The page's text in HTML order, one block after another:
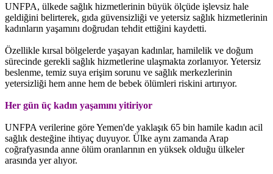
UNFPA, ülkede sağlık hizmetlerinin büyük ölçüde işlevsiz hale
geldiğini belirterek, gıda güvensizliği ve yetersiz sağlık hizmetlerinin
kadınların yaşamını doğrudan tehdit ettiğini kaydetti.
Özellikle kırsal bölgelerde yaşayan kadınlar, hamilelik ve doğum
sürecinde gerekli sağlık hizmetlerine ulaşmakta zorlanıyor. Yetersiz
beslenme, temiz suya erişim sorunu ve sağlık merkezlerinin
yetersizliği hem anne hem de bebek ölümleri riskini artırıyor.
Her gün üç kadın yaşamını yitiriyor
UNFPA verilerine göre Yemen'de yaklaşık 65 bin hamile kadın acil
sağlık desteğine ihtiyaç duyuyor. Ülke aynı zamanda Arap
coğrafyasında anne ölüm oranlarının en yüksek olduğu ülkeler
arasında yer alıyor.